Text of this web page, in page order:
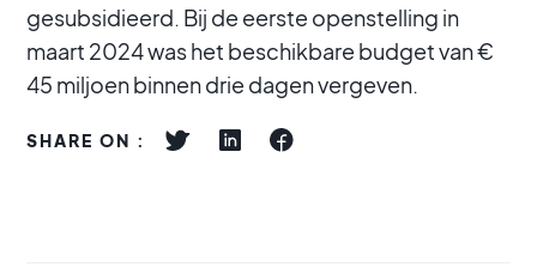
gesubsidieerd. Bij de eerste openstelling in
maart 2024 was het beschikbare budget van €
45 miljoen binnen drie dagen vergeven.
SHARE ON :